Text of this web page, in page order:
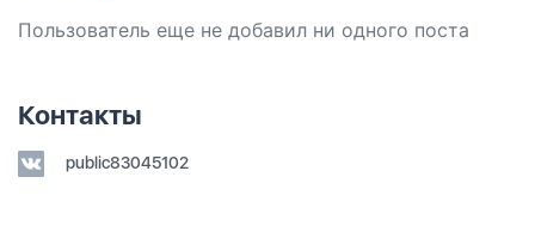
Пользователь еще не добавил ни одного поста
Контакты
public83045102